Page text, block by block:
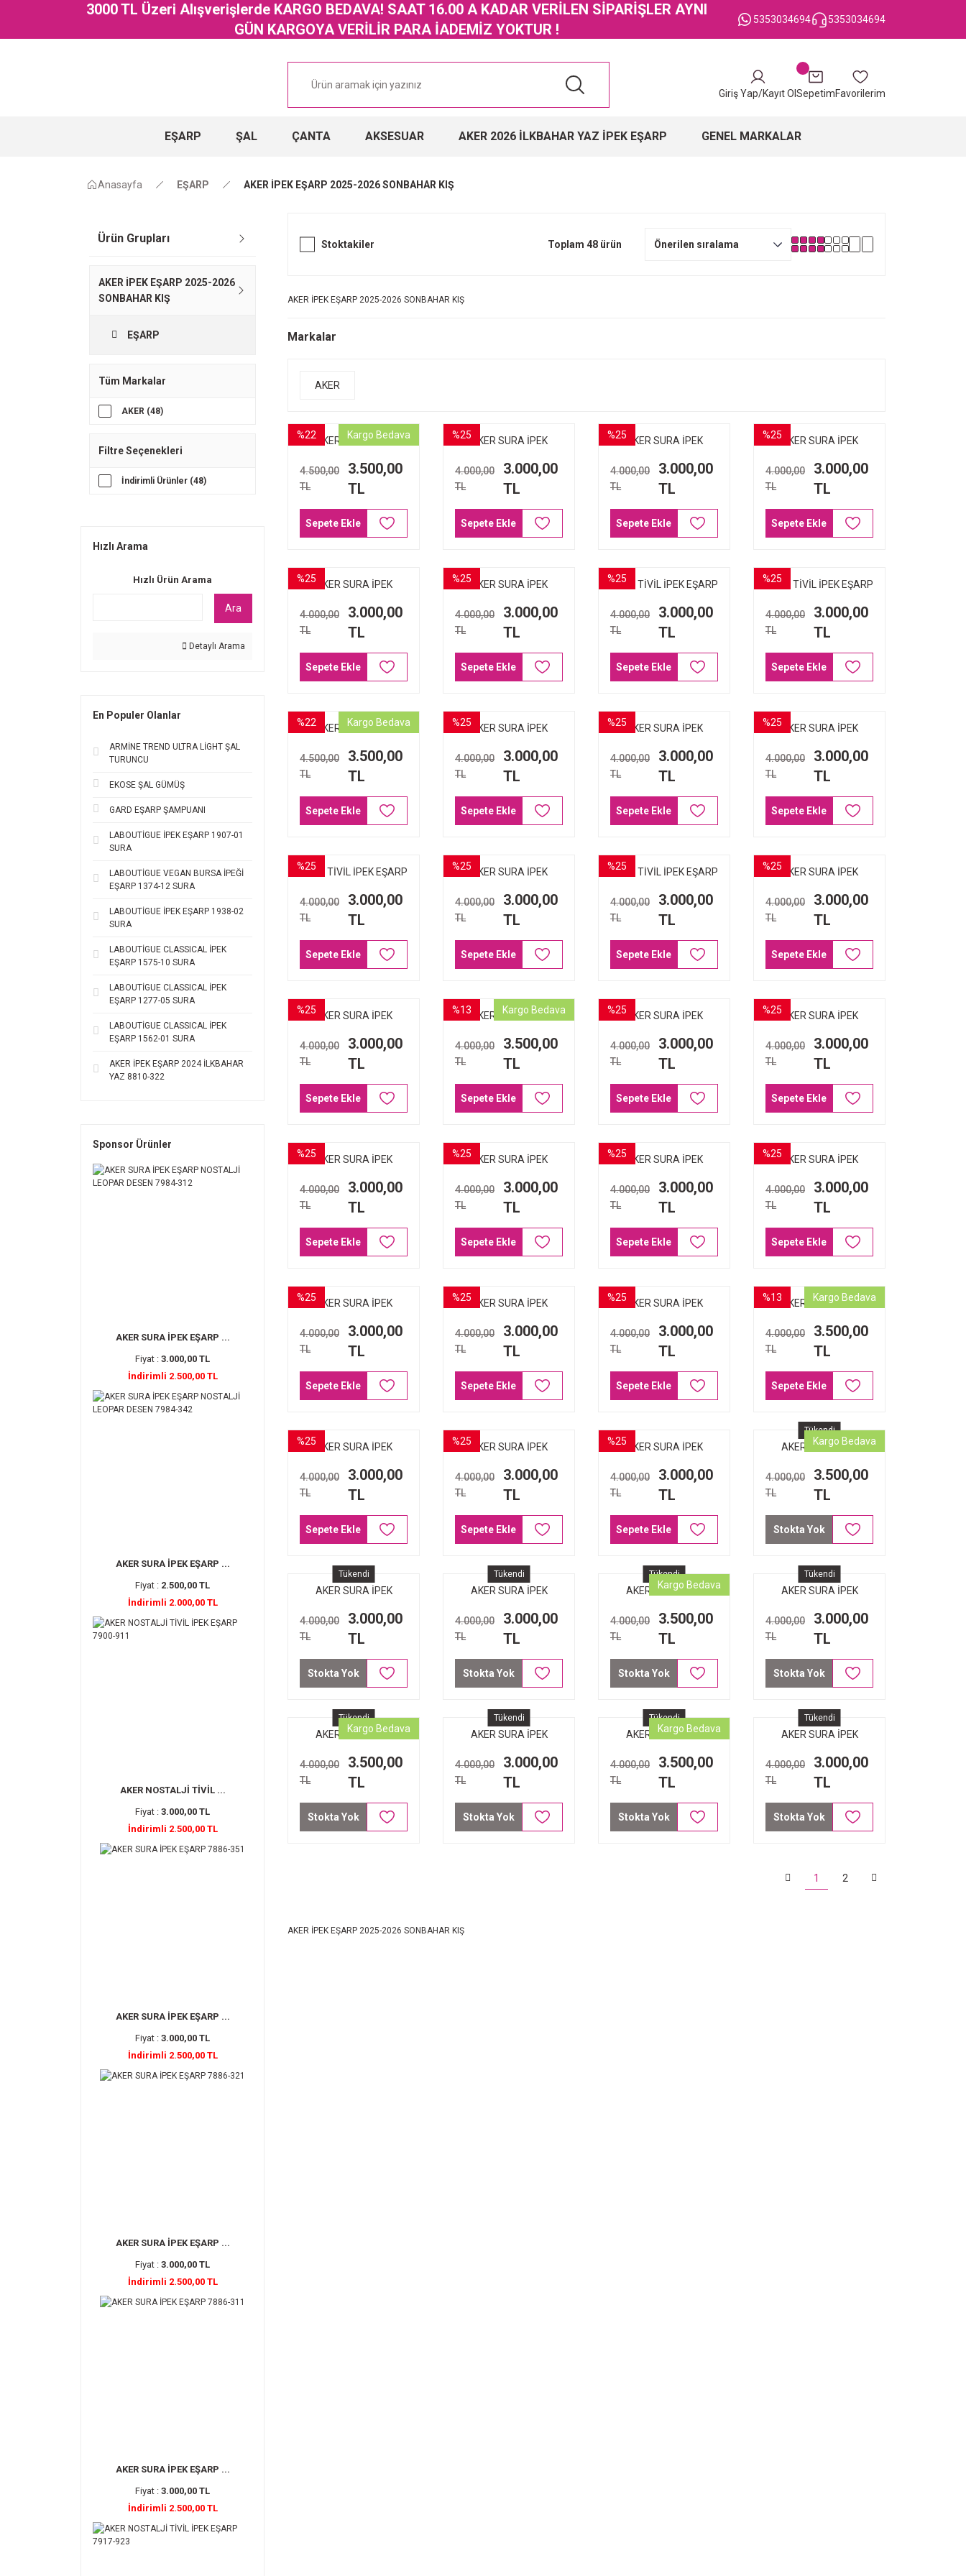
3000 TL Üzeri Alışverişlerde KARGO BEDAVA! SAAT 16.00 A KADAR VERİLEN SİPARİŞLER AYNI
GÜN KARGOYA VERİLİR PARA İADEMİZ YOKTUR !
5353034694 5353034694
Giriş Yap/Kayıt Ol SepetimFavorilerim
EŞARP ŞAL ÇANTA AKSESUAR AKER 2026 İLKBAHAR YAZ İPEK EŞARP GENEL MARKALAR
Anasayfa EŞARP AKER İPEK EŞARP 2025-2026 SONBAHAR KIŞ
Ürün Grupları
AKER İPEK EŞARP 2025-2026
SONBAHAR KIŞ
EŞARP
Tüm Markalar
AKER (48)
Filtre Seçenekleri
İndirimli Ürünler (48)
Hızlı Arama
Hızlı Ürün Arama
Ara
Detaylı Arama
En Populer Olanlar
ARMİNE TREND ULTRA LİGHT ŞAL
TURUNCU
EKOSE ŞAL GÜMÜŞ
GARD EŞARP ŞAMPUANI
LABOUTİGUE İPEK EŞARP 1907-01
SURA
LABOUTİGUE VEGAN BURSA İPEĞİ
EŞARP 1374-12 SURA
LABOUTİGUE İPEK EŞARP 1938-02
SURA
LABOUTİGUE CLASSICAL İPEK
EŞARP 1575-10 SURA
LABOUTİGUE CLASSICAL İPEK
EŞARP 1277-05 SURA
LABOUTİGUE CLASSICAL İPEK
EŞARP 1562-01 SURA
AKER İPEK EŞARP 2024 İLKBAHAR
YAZ 8810-322
Sponsor Ürünler
AKER SURA İPEK EŞARP ...
Fiyat : 3.000,00 TL
İndirimli 2.500,00 TL
AKER SURA İPEK EŞARP ...
Fiyat : 2.500,00 TL
İndirimli 2.000,00 TL
AKER NOSTALJİ TİVİL ...
Fiyat : 3.000,00 TL
İndirimli 2.500,00 TL
AKER SURA İPEK EŞARP ...
Fiyat : 3.000,00 TL
İndirimli 2.500,00 TL
AKER SURA İPEK EŞARP ...
Fiyat : 3.000,00 TL
İndirimli 2.500,00 TL
AKER SURA İPEK EŞARP ...
Fiyat : 3.000,00 TL
İndirimli 2.500,00 TL
Stoktakiler Toplam 48 ürün
AKER İPEK EŞARP 2025-2026 SONBAHAR KIŞ
Markalar
AKER
%22 Kargo Bedava
AKER SURA İPEK
8894-311
4.500,00
TL
3.500,00
TL
Sepete Ekle
%25AKER SURA İPEK
4.000,00
TL
3.000,00
TL
Sepete Ekle
%25AKER SURA İPEK
4.000,00
TL
3.000,00
TL
Sepete Ekle
%25AKER SURA İPEK
4.000,00
TL
3.000,00
TL
Sepete Ekle
%25AKER SURA İPEK
4.000,00
TL
3.000,00
TL
Sepete Ekle
%25AKER SURA İPEK
8992-312
4.000,00
TL
3.000,00
TL
Sepete Ekle
%25
AKER TİVİL İPEK EŞARP
4.000,00
TL
3.000,00
TL
Sepete Ekle
%25
AKER TİVİL İPEK EŞARP
4.000,00
TL
3.000,00
TL
Sepete Ekle
%22 Kargo Bedava
AKER SURA İPEK
4.500,00
TL
3.500,00
TL
Sepete Ekle
%25AKER SURA İPEK
4.000,00
TL
3.000,00
TL
Sepete Ekle
%25AKER SURA İPEK
4.000,00
TL
3.000,00
TL
Sepete Ekle
%25AKER SURA İPEK
4.000,00
TL
3.000,00
TL
Sepete Ekle
%25
AKER TİVİL İPEK EŞARP
4.000,00
TL
3.000,00
TL
Sepete Ekle
%25AKER SURA İPEK
4.000,00
TL
3.000,00
TL
Sepete Ekle
%25
AKER TİVİL İPEK EŞARP
4.000,00
TL
3.000,00
TL
Sepete Ekle
%25AKER SURA İPEK
4.000,00
TL
3.000,00
TL
Sepete Ekle
%25AKER SURA İPEK
4.000,00
TL
3.000,00
TL
Sepete Ekle
%13 Kargo Bedava
AKER SURA İPEK
4.000,00
TL
3.500,00
TL
Sepete Ekle
%25AKER SURA İPEK
4.000,00
TL
3.000,00
TL
Sepete Ekle
%25AKER SURA İPEK
4.000,00
TL
3.000,00
TL
Sepete Ekle
%25AKER SURA İPEK
4.000,00
TL
3.000,00
TL
Sepete Ekle
%25AKER SURA İPEK
4.000,00
TL
3.000,00
TL
Sepete Ekle
%25AKER SURA İPEK
4.000,00
TL
3.000,00
TL
Sepete Ekle
%25AKER SURA İPEK
4.000,00
TL
3.000,00
TL
Sepete Ekle
%25AKER SURA İPEK
4.000,00
TL
3.000,00
TL
Sepete Ekle
%25AKER SURA İPEK
4.000,00
TL
3.000,00
TL
Sepete Ekle
%25AKER SURA İPEK
4.000,00
TL
3.000,00
TL
Sepete Ekle
%13 Kargo Bedava
AKER SURA İPEK
4.000,00
TL
3.500,00
TL
Sepete Ekle
%25AKER SURA İPEK
4.000,00
TL
3.000,00
TL
Sepete Ekle
%25AKER SURA İPEK
4.000,00
TL
3.000,00
TL
Sepete Ekle
%25AKER SURA İPEK
4.000,00
TL
3.000,00
TL
Sepete Ekle
Tükendi
Kargo Bedava
AKER SURA İPEK
4.000,00
TL
3.500,00
TL
Stokta Yok
Tükendi
AKER SURA İPEK
4.000,00
TL
3.000,00
TL
Stokta Yok
Tükendi
AKER SURA İPEK
4.000,00
TL
3.000,00
TL
Stokta Yok
Tükendi
Kargo Bedava
AKER SURA İPEK
4.000,00
TL
3.500,00
TL
Stokta Yok
Tükendi
AKER SURA İPEK
4.000,00
TL
3.000,00
TL
Stokta Yok
Tükendi
Kargo Bedava
AKER SURA İPEK
4.000,00
TL
3.500,00
TL
Stokta Yok
Tükendi
AKER SURA İPEK
4.000,00
TL
3.000,00
TL
Stokta Yok
Tükendi
Kargo Bedava
AKER SURA İPEK
4.000,00
TL
3.500,00
TL
Stokta Yok
Tükendi
AKER SURA İPEK
4.000,00
TL
3.000,00
TL
Stokta Yok
1 2
AKER İPEK EŞARP 2025-2026 SONBAHAR KIŞ